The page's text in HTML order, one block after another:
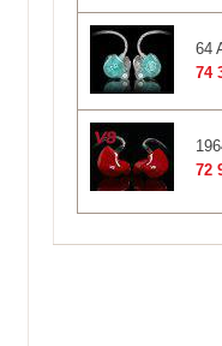
64
74
72